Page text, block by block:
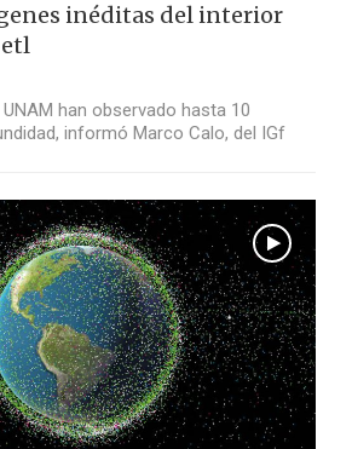
inéditas del interior
han observado hasta 10
informó Marco Calo, del IGf